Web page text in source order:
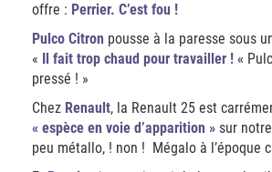
offre : Perrier. C’est fou !
Pulco Citron pousse à la paresse sous
« Il fait trop chaud pour travailler ! «
pressé ! »
Chez Renault, la Renault 25 est
« espèce en voie d’apparition » sur
peu métallo, ! non ! Mégalo à l’époque